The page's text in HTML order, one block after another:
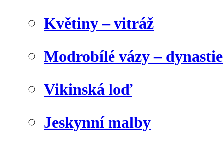
Květiny – vitráž
Modrobílé vázy –
Vikinská loď
Jeskynní malby